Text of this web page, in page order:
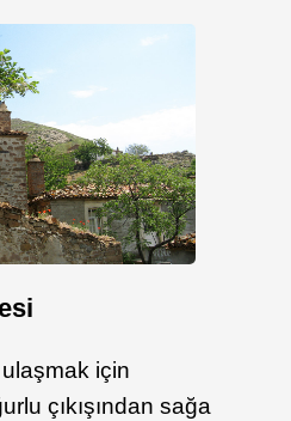
için
çıkışından sağa